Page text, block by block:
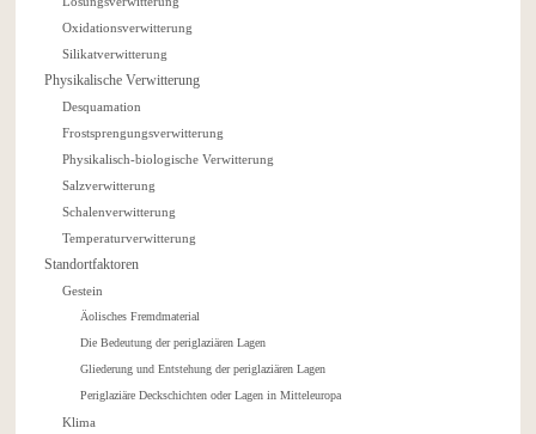
Oxidationsverwitterung
Silikatverwitterung
Physikalische Verwitterung
Desquamation
Frostsprengungsverwitterung
Physikalisch-biologische Verwitterung
Salzverwitterung
Schalenverwitterung
Temperaturverwitterung
Standortfaktoren
Gestein
Äolisches Fremdmaterial
Die Bedeutung der periglaziären Lagen
Gliederung und Entstehung der periglaziären Lagen
Periglaziäre Deckschichten oder Lagen in Mitteleuropa
Klima